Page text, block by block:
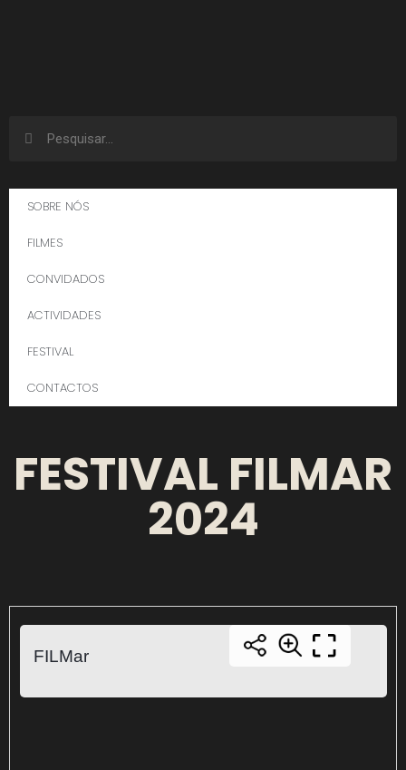
SOBRE NÓS
FILMES
CONVIDADOS
ACTIVIDADES
FESTIVAL
CONTACTOS
FESTIVAL FILMAR
2024